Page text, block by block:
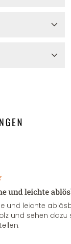
und leichte
und leichte
und sehen